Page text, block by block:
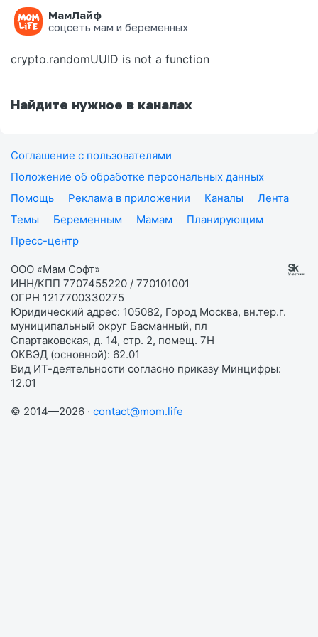
МамЛайф
соцсеть мам и беременных
Ошибка на странице
crypto.randomUUID is not a function
Найдите нужное в каналах
Соглашение с пользователями
Положение об обработке персональных данных
Помощь
Реклама в приложении Каналы
Лента
Темы
Беременным Мамам
Планирующим
Пресс-центр
ООО «Мам Софт»
ИНН/КПП 7707455220 / 770101001
ОГРН 1217700330275
Юридический адрес: 105082, Город Москва, вн.тер.г.
муниципальный округ Басманный, пл
Спартаковская, д. 14, стр. 2, помещ. 7Н
ОКВЭД (основной): 62.01
Вид ИТ-деятельности согласно приказу Минцифры:
12.01
© 2014—2026 · contact@mom.life